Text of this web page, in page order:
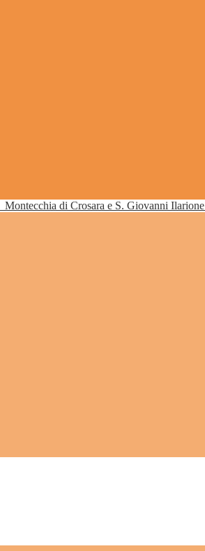
Montecchia di Crosara e S. Giovanni Ilarione